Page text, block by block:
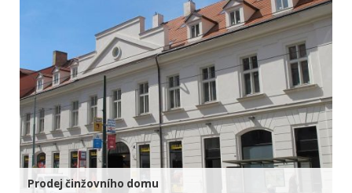
Prodej činžovního domu